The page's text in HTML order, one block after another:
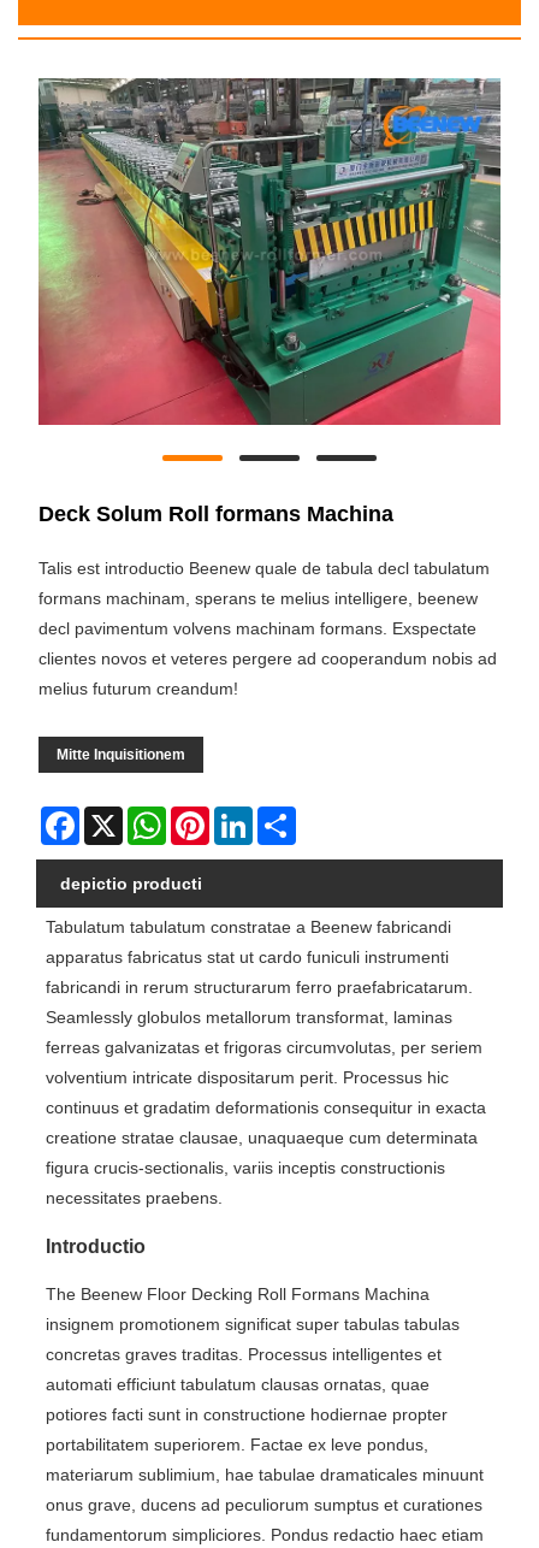
Deck Solum Roll formans Machina
Talis est introductio Beenew quale de tabula decl tabulatum
formans machinam, sperans te melius intelligere, beenew
decl pavimentum volvens machinam formans. Exspectate
clientes novos et veteres pergere ad cooperandum nobis ad
melius futurum creandum!
Mitte Inquisitionem
Facebook
X WhatsAppPinterestLinkedIn
depictio producti
Tabulatum tabulatum constratae a Beenew fabricandi
apparatus fabricatus stat ut cardo funiculi instrumenti
fabricandi in rerum structurarum ferro praefabricatarum.
Seamlessly globulos metallorum transformat, laminas
ferreas galvanizatas et frigoras circumvolutas, per seriem
volventium intricate dispositarum perit. Processus hic
continuus et gradatim deformationis consequitur in exacta
creatione stratae clausae, unaquaeque cum determinata
figura crucis-sectionalis, variis inceptis constructionis
necessitates praebens.
Introductio
The Beenew Floor Decking Roll Formans Machina
insignem promotionem significat super tabulas tabulas
concretas graves traditas. Processus intelligentes et
automati efficiunt tabulatum clausas ornatas, quae
potiores facti sunt in constructione hodiernae propter
portabilitatem superiorem. Factae ex leve pondus,
materiarum sublimium, hae tabulae dramaticales minuunt
onus grave, ducens ad peculiorum sumptus et curationes
fundamentorum simpliciores. Pondus redactio haec etiam